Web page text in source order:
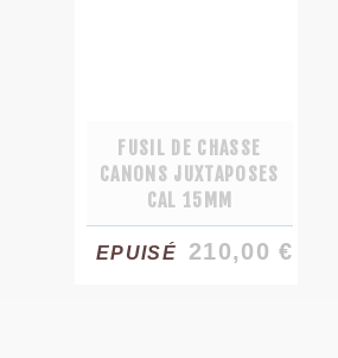
FUSIL DE CHASSE
CANONS JUXTAPOSES
CAL 15MM
EPUISÉ 210,00 €